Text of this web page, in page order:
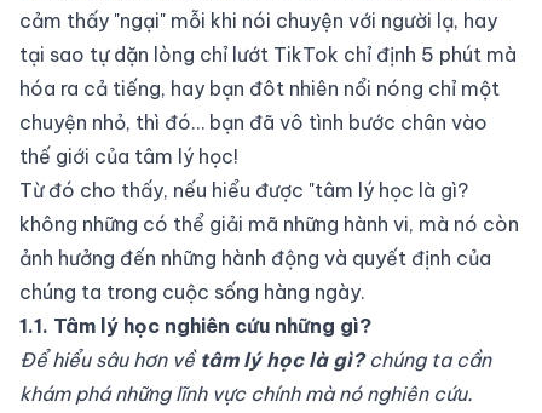
cảm thấy "ngại" mỗi khi nói chuyện với người lạ, hay
tại sao tự dặn lòng chỉ lướt TikTok chỉ định 5 phút mà
hóa ra cả tiếng, hay bạn đôt nhiên nổi nóng chỉ một
chuyện nhỏ, thì đó… bạn đã vô tình bước chân vào
thế giới của tâm lý học!
Từ đó cho thấy, nếu hiểu được "tâm lý học là gì?
không những có thể giải mã những hành vi, mà nó còn
ảnh hưởng đến những hành động và quyết định của
chúng ta trong cuộc sống hàng ngày.
1.1. Tâm lý học nghiên cứu những gì?
Để hiểu sâu hơn về tâm lý học là gì?chúng ta cần
khám phá những lĩnh vực chính mà nó nghiên cứu.